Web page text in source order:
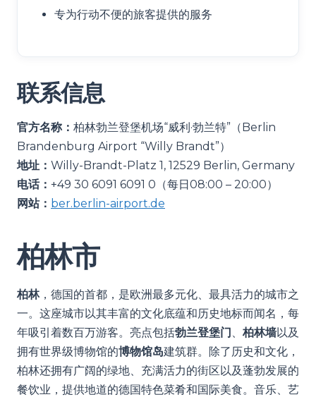
专为行动不便的旅客提供的服务
联系信息
官方名称： 柏林勃兰登堡机场“威利·勃兰特”（Berlin
Brandenburg Airport “Willy Brandt”）
地址： Willy-Brandt-Platz 1, 12529 Berlin, Germany
电话： +49 30 6091 6091 0（每日08:00 – 20:00）
网站： ber.berlin-airport.de
柏林市
柏林，德国的首都，是欧洲最多元化、最具活力的城市之
一。这座城市以其丰富的文化底蕴和历史地标而闻名，每
年吸引着数百万游客。亮点包括勃兰登堡门、 柏林墙以及
拥有世界级博物馆的博物馆岛建筑群。除了历史和文化，
柏林还拥有广阔的绿地、充满活力的街区以及蓬勃发展的
餐饮业，提供地道的德国特色菜肴和国际美食。音乐、艺